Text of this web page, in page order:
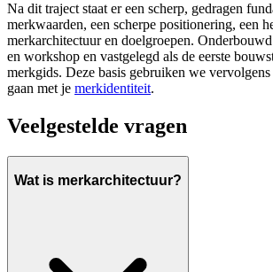
Na dit traject staat er een scherp, gedragen
merkwaarden, een scherpe positionering, een
merkarchitectuur en doelgroepen.
en workshop en vastgelegd als de eerste
merkgids. Deze basis gebruiken we vervolgens
gaan met je merkidentiteit.
Veelgestelde vragen
Wat is merkarchitectuur?